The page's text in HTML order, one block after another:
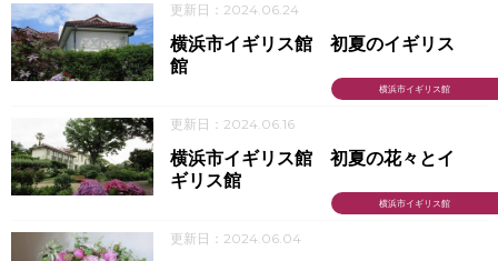
更新日：2024.06.24
横浜市イギリス館
横浜市イギリス館 初夏のイギリス
館
更新日：2024.06.16
横浜市イギリス館
横浜市イギリス館 初夏の花々とイ
ギリス館
更新日：2024.06.04